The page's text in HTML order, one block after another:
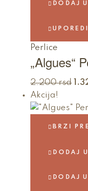
DODAJ
UPOREDI
Perlice
„Algues“
2.200rsd
Akcija!
BRZI
DODAJ
DODAJ